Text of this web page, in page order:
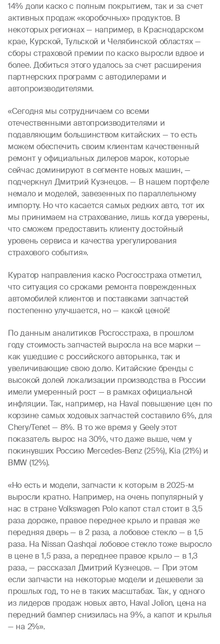
14% доли каско с полным покрытием, так и за счет
активных продаж «коробочных» продуктов. В
некоторых регионах — например, в Краснодарском
крае, Курской, Тульской и Челябинской областях —
сборы страховой премии по каско выросли вдвое и
более. Добиться этого удалось за счет расширения
партнерских программ с автодилерами и
автопроизводителями.
«Сегодня мы сотрудничаем со всеми
отечественными автопроизводителями и
подавляющим большинством китайских — то есть
можем обеспечить своим клиентам качественный
ремонт у официальных дилеров марок, которые
сейчас доминируют в сегменте новых машин, —
подчеркнул Дмитрий Кузнецов. — В нашем портфеле
немало и моделей, завезенных по параллельному
импорту. Но что касается самых редких авто, тот их
мы принимаем на страхование, лишь когда уверены,
что сможем предоставить клиенту достойный
уровень сервиса и качества урегулирования
страхового события».
Куратор направления каско Росгосстраха отметил,
что ситуация со сроками ремонта поврежденных
автомобилей клиентов и поставками запчастей
постепенно улучшается, но — какой ценой!
По данным аналитиков Росгосстраха, в прошлом
году стоимость запчастей выросла на все марки —
как ушедшие с российского авторынка, так и
увеличивающие свою долю. Китайские бренды с
высокой долей локализации производства в России
имели умеренный рост — в рамках официальной
инфляции. Так, например, на Haval повышение цен по
корзине самых ходовых запчастей составило 6%, для
Chery/Tenet — 8%. В то же время у Geely этот
показатель вырос на 30%, что даже выше, чем у
покинувших Россию Mercedes-Benz (25%), Kia (21%) и
BMW (12%).
«Но есть и модели, запчасти к которым в 2025-м
выросли кратно. Например, на очень популярный у
нас в стране Volkswagen Polo капот стал стоит в 3,5
раза дороже, правое переднее крыло и правая же
передняя дверь — в 2 раза, а лобовое стекло — в 1,5
раза. На Nissan Qashqai лобовое стекло тоже выросло
в цене в 1,5 раза, а переднее правое крыло — в 1,3
раза, — рассказал Дмитрий Кузнецов. — При этом
если запчасти на некоторые модели и дешевели за
прошлых год, то не в таких масштабах. Так, у одного
из лидеров продаж новых авто, Haval Jolion, цена на
передний бампер снизилась на 9%, а капот и крылья
— на 2%».